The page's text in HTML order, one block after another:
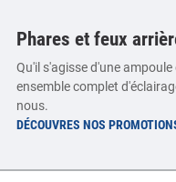
Phares et feux
Qu'il s'agisse d'une
ensemble complet
nous.
DÉCOUVRES NOS